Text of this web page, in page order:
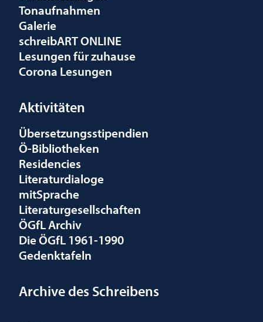
Tonaufnahmen
Galerie
schreibART ONLINE
Lesungen für zuhause
Corona Lesungen
Aktivitäten
Übersetzungsstipendien
Ö-Bibliotheken
Residencies
Literaturdialoge
mitSprache
Literaturgesellschaften
ÖGfL Archiv
Die ÖGfL 1961-1990
Gedenktafeln
Archive des Schreibens